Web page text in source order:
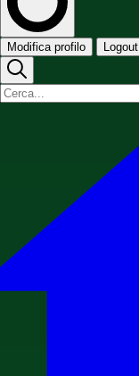
Modifica profilo Logout